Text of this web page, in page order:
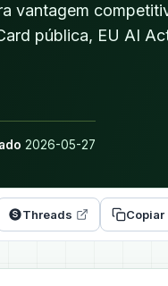
vantagem
pública, EU AI
2026-05-27
Threads Copiar